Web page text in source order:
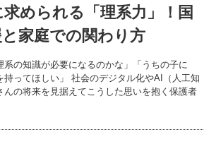
められる「理系力」！国
家庭での関わり方
系の知識が必要になるのかな」「うちの子に
持ってほしい」 社会のデジタル化やAI（人工知
の将来を見据えてこうした思いを抱く保護者